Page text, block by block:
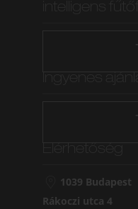
1039 Budapest
Rákoczi utca 4